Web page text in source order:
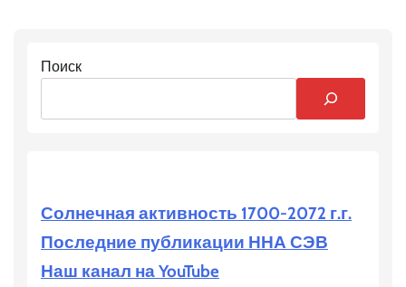
Поиск
Солнечная активность 1700-2072 г.г.
Последние публикации ННА СЭВ
Наш канал на YouTube